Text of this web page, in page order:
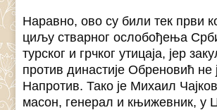
Наравно, ово су били тек први
циљу стварног ослобођења
турског и грчког утицаја, јер
против династије Обреновић не
Напротив. Тако је Михаил
масон, генерал и књижевник, у